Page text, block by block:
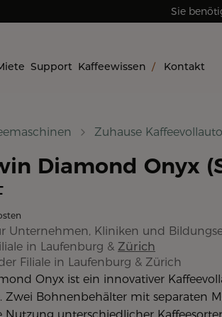
Sie
Support Kaffeewissen / Kontakt
Zuhause
Diamond Onyx
Unternehmen, Kliniken und
in Laufenburg & Zürich
Filiale in Laufenburg & Zürich
Onyx ist ein innovativer
Zwei Bohnenbehälter mit separaten